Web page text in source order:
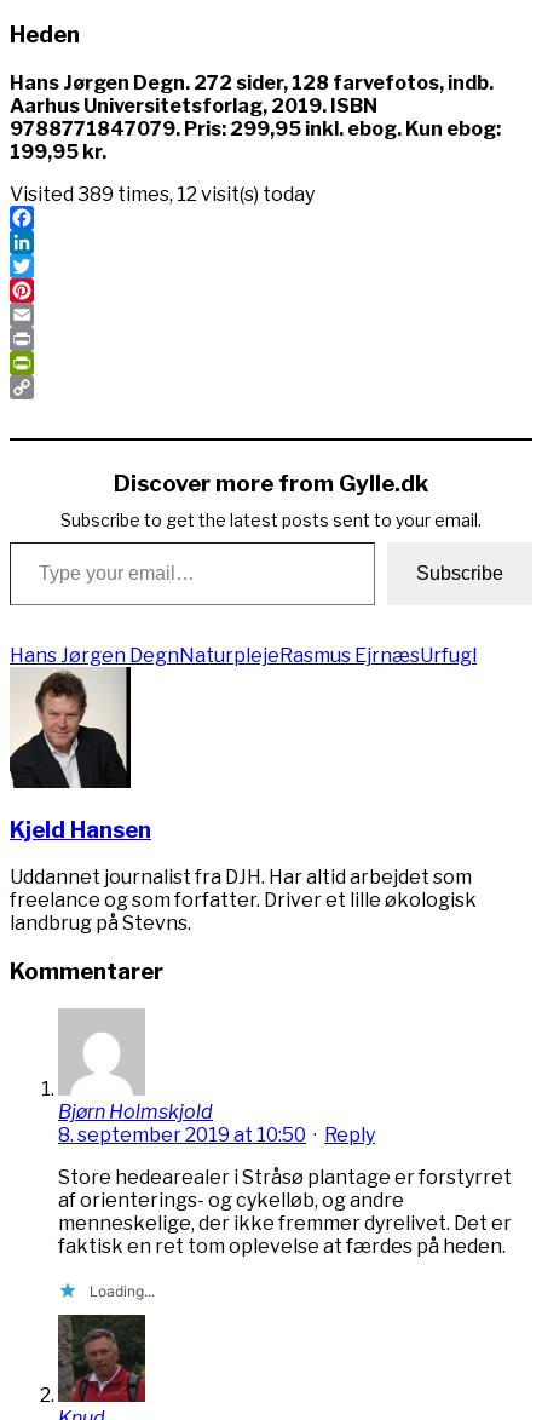
Heden
Hans Jørgen Degn. 272 sider, 128 farvefotos, indb.
Aarhus Universitetsforlag, 2019. ISBN
9788771847079. Pris: 299,95 inkl. ebog. Kun ebog:
199,95 kr.
Visited 389 times, 12 visit(s) today
Facebook
LinkedIn
Twitter
Pinterest
Email
Print
PrintFriendly
Link
Discover more from Gylle.dk
Subscribe to get the latest posts sent to your email.
Type your email…
Subscribe
Hans Jørgen DegnNaturplejeRasmus EjrnæsUrfugl
Kjeld Hansen
Uddannet journalist fra DJH. Har altid arbejdet som
freelance og som forfatter. Driver et lille økologisk
landbrug på Stevns.
Kommentarer
Bjørn Holmskjold
8. september 2019 at 10:50 · Reply
Store hedearealer i Stråsø plantage er forstyrret
af orienterings- og cykelløb, og andre
menneskelige, der ikke fremmer dyrelivet. Det er
faktisk en ret tom oplevelse at færdes på heden.
Loading...